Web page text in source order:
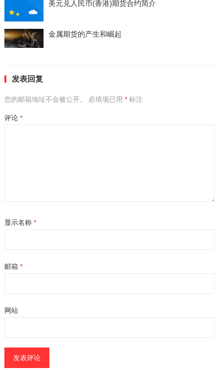
美元兑人民币(香港)期货合约简介
金属期货的产生和崛起
发表回复
您的邮箱地址不会被公开。 必填项已用 *标注
评论 *
显示名称 *
邮箱 *
网站